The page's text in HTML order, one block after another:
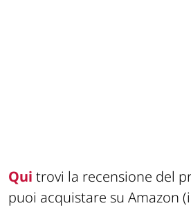
Qui trovi la recensione del
puoi acquistare su Amazon